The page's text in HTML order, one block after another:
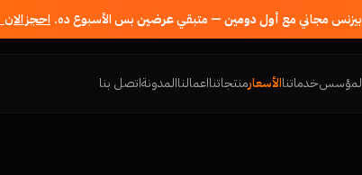
مجاني معأول دومين— متبقيعرضينبس الأسبوع ده. احجز
خدماتناالأسعارمنتجاتنااعمالناالمدونةاتصل بنا